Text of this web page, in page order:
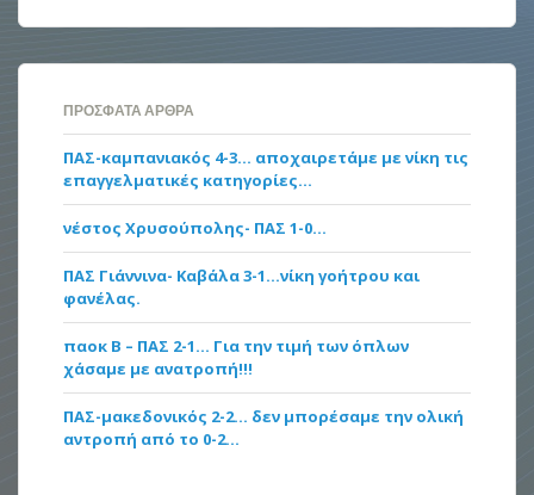
ΠΡΌΣΦΑΤΑ ΆΡΘΡΑ
ΠΑΣ-καμπανιακός 4-3… αποχαιρετάμε με νίκη τις
επαγγελματικές κατηγορίες…
νέστος Χρυσούπολης- ΠΑΣ 1-0…
ΠΑΣ Γιάννινα- Καβάλα 3-1…νίκη γοήτρου και
φανέλας.
παοκ Β – ΠΑΣ 2-1… Για την τιμή των όπλων
χάσαμε με ανατροπή!!!
ΠΑΣ-μακεδονικός 2-2… δεν μπορέσαμε την ολική
αντροπή από το 0-2…